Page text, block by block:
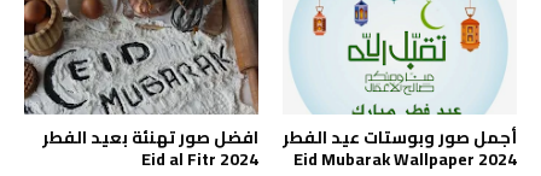
أجمل صور وبوستات عيد الفطر
2024 Eid Mubarak Wallpaper
افضل صور تهنئة بعيد الفطر
Eid al Fitr 2024